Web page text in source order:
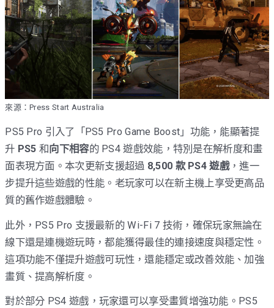
來源：Press Start Australia
PS5 Pro 引入了「PS5 Pro Game Boost」功能，能顯著提
升 PS5 和向下相容的 PS4 遊戲效能，特別是在解析度和畫
面表現方面。本次更新支援超過 8,500 款 PS4 遊戲，進一
步提升這些遊戲的性能。老玩家可以在新主機上享受更高品
質的舊作遊戲體驗。
此外，PS5 Pro 支援最新的 Wi-Fi 7 技術，確保玩家無論在
線下還是連機遊玩時，都能獲得最佳的連接速度與穩定性。
這項功能不僅提升遊戲可玩性，還能穩定或改善效能、加強
畫質、提高解析度。
對於部分 PS4 遊戲，玩家還可以享受畫質增強功能。PS5